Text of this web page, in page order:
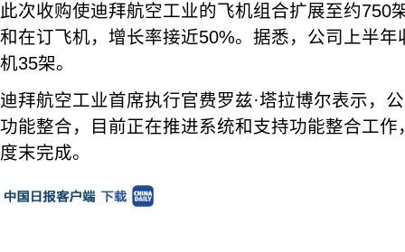
此次收购使迪拜航空工业的飞机组合扩展至约750
和在订飞机，增长率接近50%。据悉，公司上半
机35架。
迪拜航空工业首席执行官费罗兹·塔拉博尔表示，
功能整合，目前正在推进系统和支持功能整合工
度末完成。